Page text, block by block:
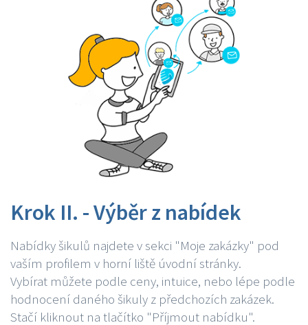
Krok II. - Výběr z nabídek
Nabídky šikulů najdete v sekci "Moje zakázky" pod
vaším profilem v horní liště úvodní stránky.
Vybírat můžete podle ceny, intuice, nebo lépe podle
hodnocení daného šikuly z předchozích zakázek.
Stačí kliknout na tlačítko "Příjmout nabídku".